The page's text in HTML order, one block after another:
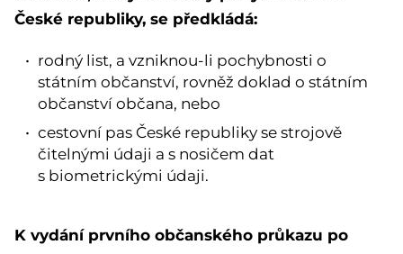
České republiky, se předkládá:
rodný list, a vzniknou-li pochybnosti o
státním občanství, rovněž doklad o státním
občanství občana, nebo
cestovní pas České republiky se strojově
čitelnými údaji a s nosičem dat
s biometrickými údaji.
K vydání prvního občanského průkazu po